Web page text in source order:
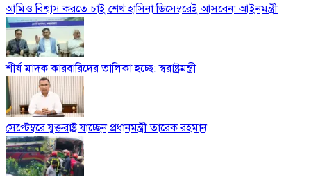
আমিও বিশ্বাস করতে চাই শেখ হাসিনা ডিসেম্বরেই আসবেন: আইনমন্ত্রী
শীর্ষ মাদক কারবারিদের তালিকা হচ্ছে: স্বরাষ্ট্রমন্ত্রী
সেপ্টেম্বরে যুক্তরাষ্ট্র যাচ্ছেন প্রধানমন্ত্রী তারেক রহমান